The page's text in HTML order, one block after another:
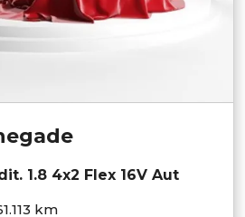
1.8 4x2 Flex 16V Aut
km